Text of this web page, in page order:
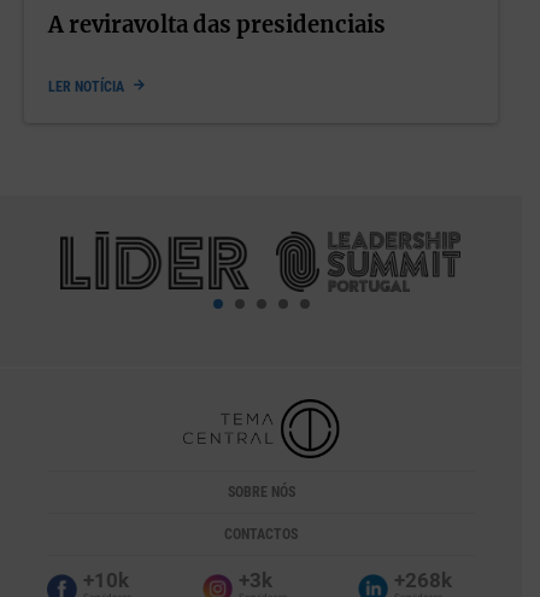
A reviravolta das presidenciais
LER NOTÍCIA
SOBRE NÓS
CONTACTOS
+10k +3k +268k